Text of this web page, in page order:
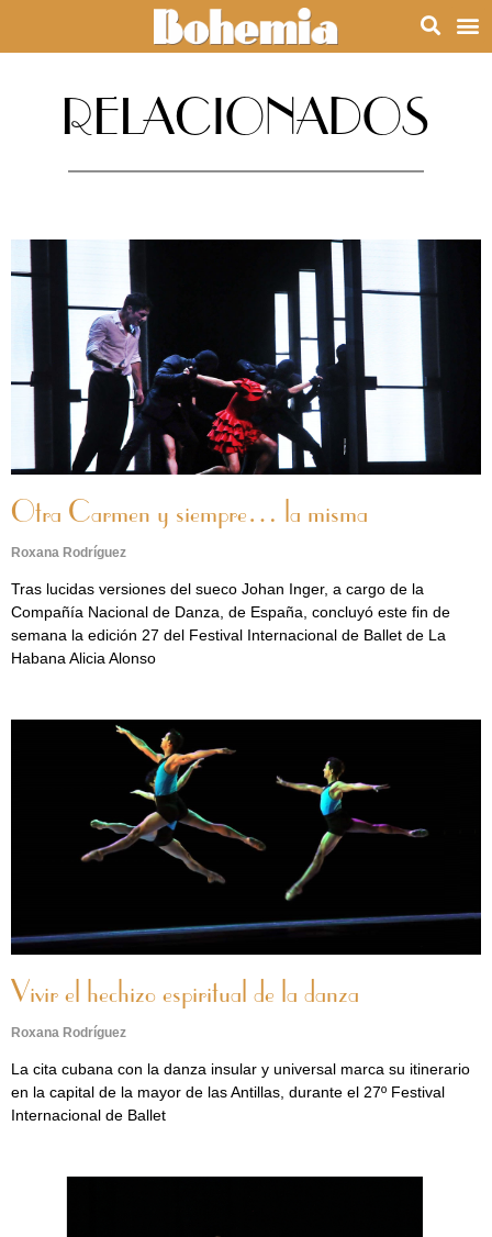
RELACIONADOS
Otra Carmen y siempre… la misma
Roxana Rodríguez
Tras lucidas versiones del sueco Johan Inger, a cargo de la
Compañía Nacional de Danza, de España, concluyó este fin de
semana la edición 27 del Festival Internacional de Ballet de La
Habana Alicia Alonso
Vivir el hechizo espiritual de la danza
Roxana Rodríguez
La cita cubana con la danza insular y universal marca su itinerario
en la capital de la mayor de las Antillas, durante el 27º Festival
Internacional de Ballet